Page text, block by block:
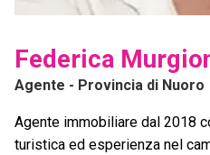
Federica
Agente - Provincia di Nuoro
Agente immobiliare dal 2018
turistica ed esperienza nel